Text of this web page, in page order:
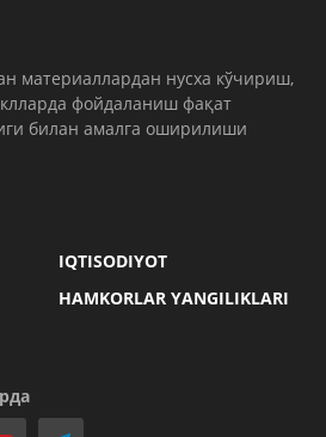
материаллардан нусха кўчириш,
фойдаланиш фақат
билан амалга оширилиши
IQTISODIYOT
HAMKORLAR YANGILIKLARI